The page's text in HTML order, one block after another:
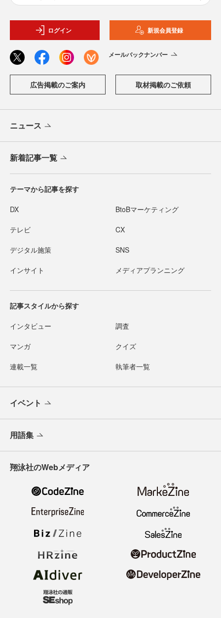
ログイン 新規会員登録
メールバックナンバー
広告掲載のご案内 取材掲載のご依頼
ニュース
新着記事一覧
テーマから記事を探す
DX BtoBマーケティング
テレビ CX
デジタル施策 SNS
インサイト メディアプランニング
記事スタイルから探す
インタビュー 調査
マンガ クイズ
連載一覧 執筆者一覧
イベント
用語集
翔泳社のWebメディア